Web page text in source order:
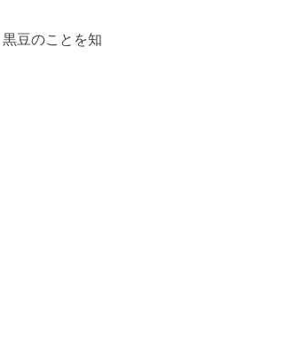
豆のことを知